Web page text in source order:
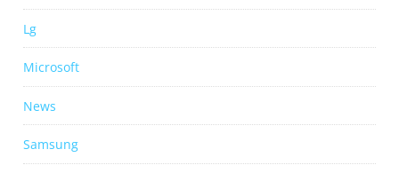
Lg
Microsoft
News
Samsung